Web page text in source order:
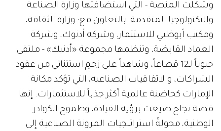
وشكّلت المنصة - التي استضافتها وزارة الصناعة
والتكنولوجيا المتقدمة، بالتعاون مع: وزارة الثقافة،
ومكتب أبوظبي للاستثمار، وشركة أدنوك، وشركة
العماد القابضة، وتنظمها مجموعة «أدنيك» - ملتقى
حيوياً لـ12 قطاعاً، وشاهداً على زخمٍ استثنائي من عقود
الشراكات، والاتفاقيات الصناعية، التي تؤكد مكانة
الإمارات كحاضنة عالمية أكثر جذباً للاستثمارات. إنها
قصة نجاح صيغت برؤية القيادة، وطموح الكوادر
الوطنية، محولةً استراتيجيات المرونة الصناعية إلى